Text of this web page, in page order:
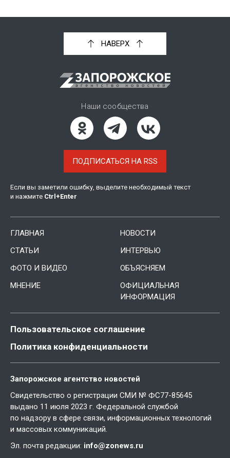
НАВЕРХ
Наши сообщества
ПОДПИСАТЬСЯ НА RSS
Если вы заметили ошибку, выделите необходимый текст
и нажмите Ctrl +Enter
ГЛАВНАЯ
НОВОСТИ
СТАТЬИ
ИНТЕРВЬЮ
ФОТО И ВИДЕО
ОБЪЯСНЯЕМ
МНЕНИЕ
ОФИЦИАЛЬНАЯ
ИНФОРМАЦИЯ
Пользовательское соглашение
Политика конфиденциальности
Запорожское агентство новостей
Свидетельство о регистрации СМИ № ФС77-85645
выдано 11 июля 2023 г. Федеральной службой
по надзору в сфере связи, информационных технологий
и массовых коммуникаций.
Эл. почта редакции: info@zonews.ru